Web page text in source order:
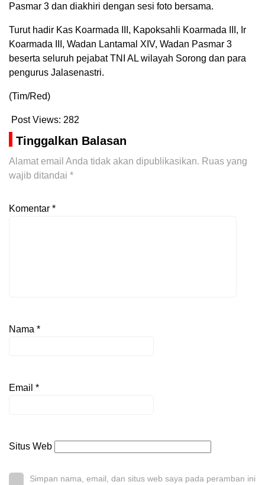
Pasmar 3 dan diakhiri dengan sesi foto bersama.
Turut hadir Kas Koarmada III, Kapoksahli Koarmada III, Ir
Koarmada III, Wadan Lantamal XIV, Wadan Pasmar 3
beserta seluruh pejabat TNI AL wilayah Sorong dan para
pengurus Jalasenastri.
(Tim/Red)
Post Views: 282
Tinggalkan Balasan
Alamat email Anda tidak akan dipublikasikan. Ruas yang
wajib ditandai *
Komentar *
Nama *
Email *
Situs Web
Simpan nama, email, dan situs web saya pada peramban ini